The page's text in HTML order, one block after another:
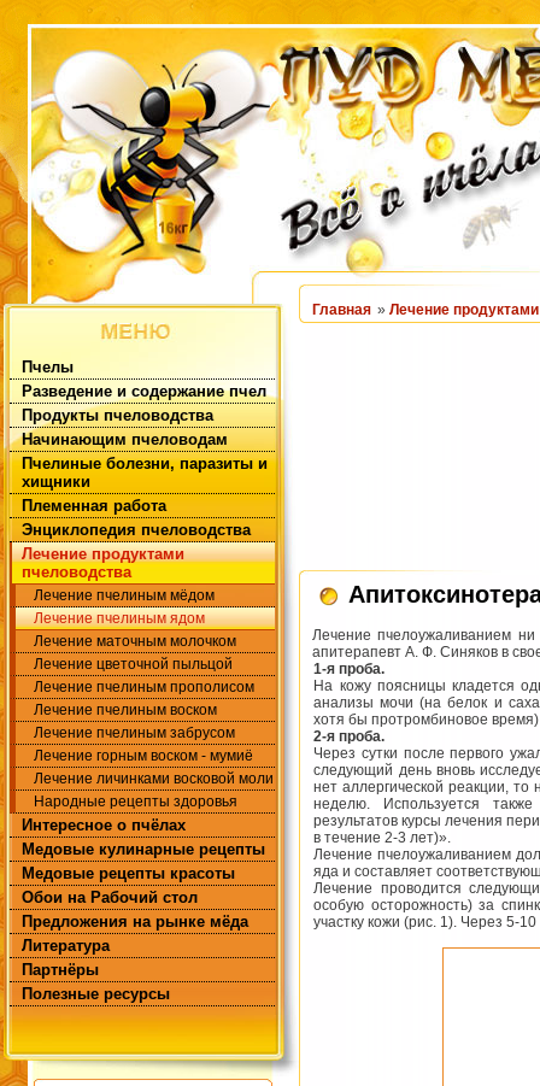
Пчелы
Разведение и содержание пчел
Продукты пчеловодства
Начинающим пчеловодам
Пчелиные болезни, паразиты и
хищники
Племенная работа
Энциклопедия пчеловодства
Лечение продуктами
пчеловодства
Лечение пчелиным мёдом
Лечение пчелиным ядом
Лечение маточным молочком
Лечение цветочной пыльцой
Лечение пчелиным прополисом
Лечение пчелиным воском
Лечение пчелиным забрусом
Лечение горным воском - мумиё
Лечение личинками восковой моли
Народные рецепты здоровья
Интересное о пчёлах
Медовые кулинарные рецепты
Медовые рецепты красоты
Обои на Рабочий стол
Предложения на рынке мёда
Литература
Партнёры
Полезные ресурсы
Главная » Лечение
Лечение пчелоужаливанием ни
апитерапевт А. Ф. Синяков в
1-я проба.
На кожу поясницы кладется
анализы мочи (на белок и
хотя бы протромбиновое
2-я проба.
Через сутки после первого
следующий день вновь
нет аллергической реакции,
неделю. Используется
результатов курсы лечения
в течение 2-3 лет)».
Лечение пчелоужаливанием
яда и состав­ляет
Лечение проводится
особую осторож­ность) за
участку кожи (рис. 1). Через 5-